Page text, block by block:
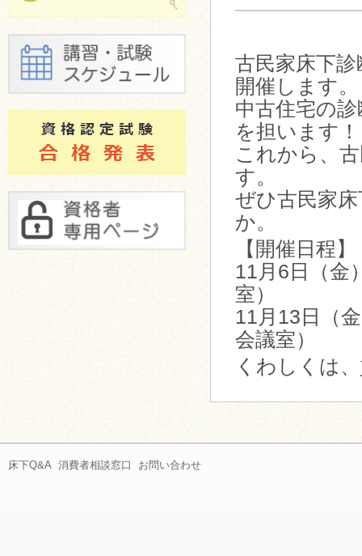
古民家床下
開催します。
中古住宅の
を担います！
これから、
す。
ぜひ古民家
か。
【開催日程】
11月6日（
室）
11月13日（
会議室）
くわしくは、
床下Q&A 消費者相談窓口 お問い合わせ